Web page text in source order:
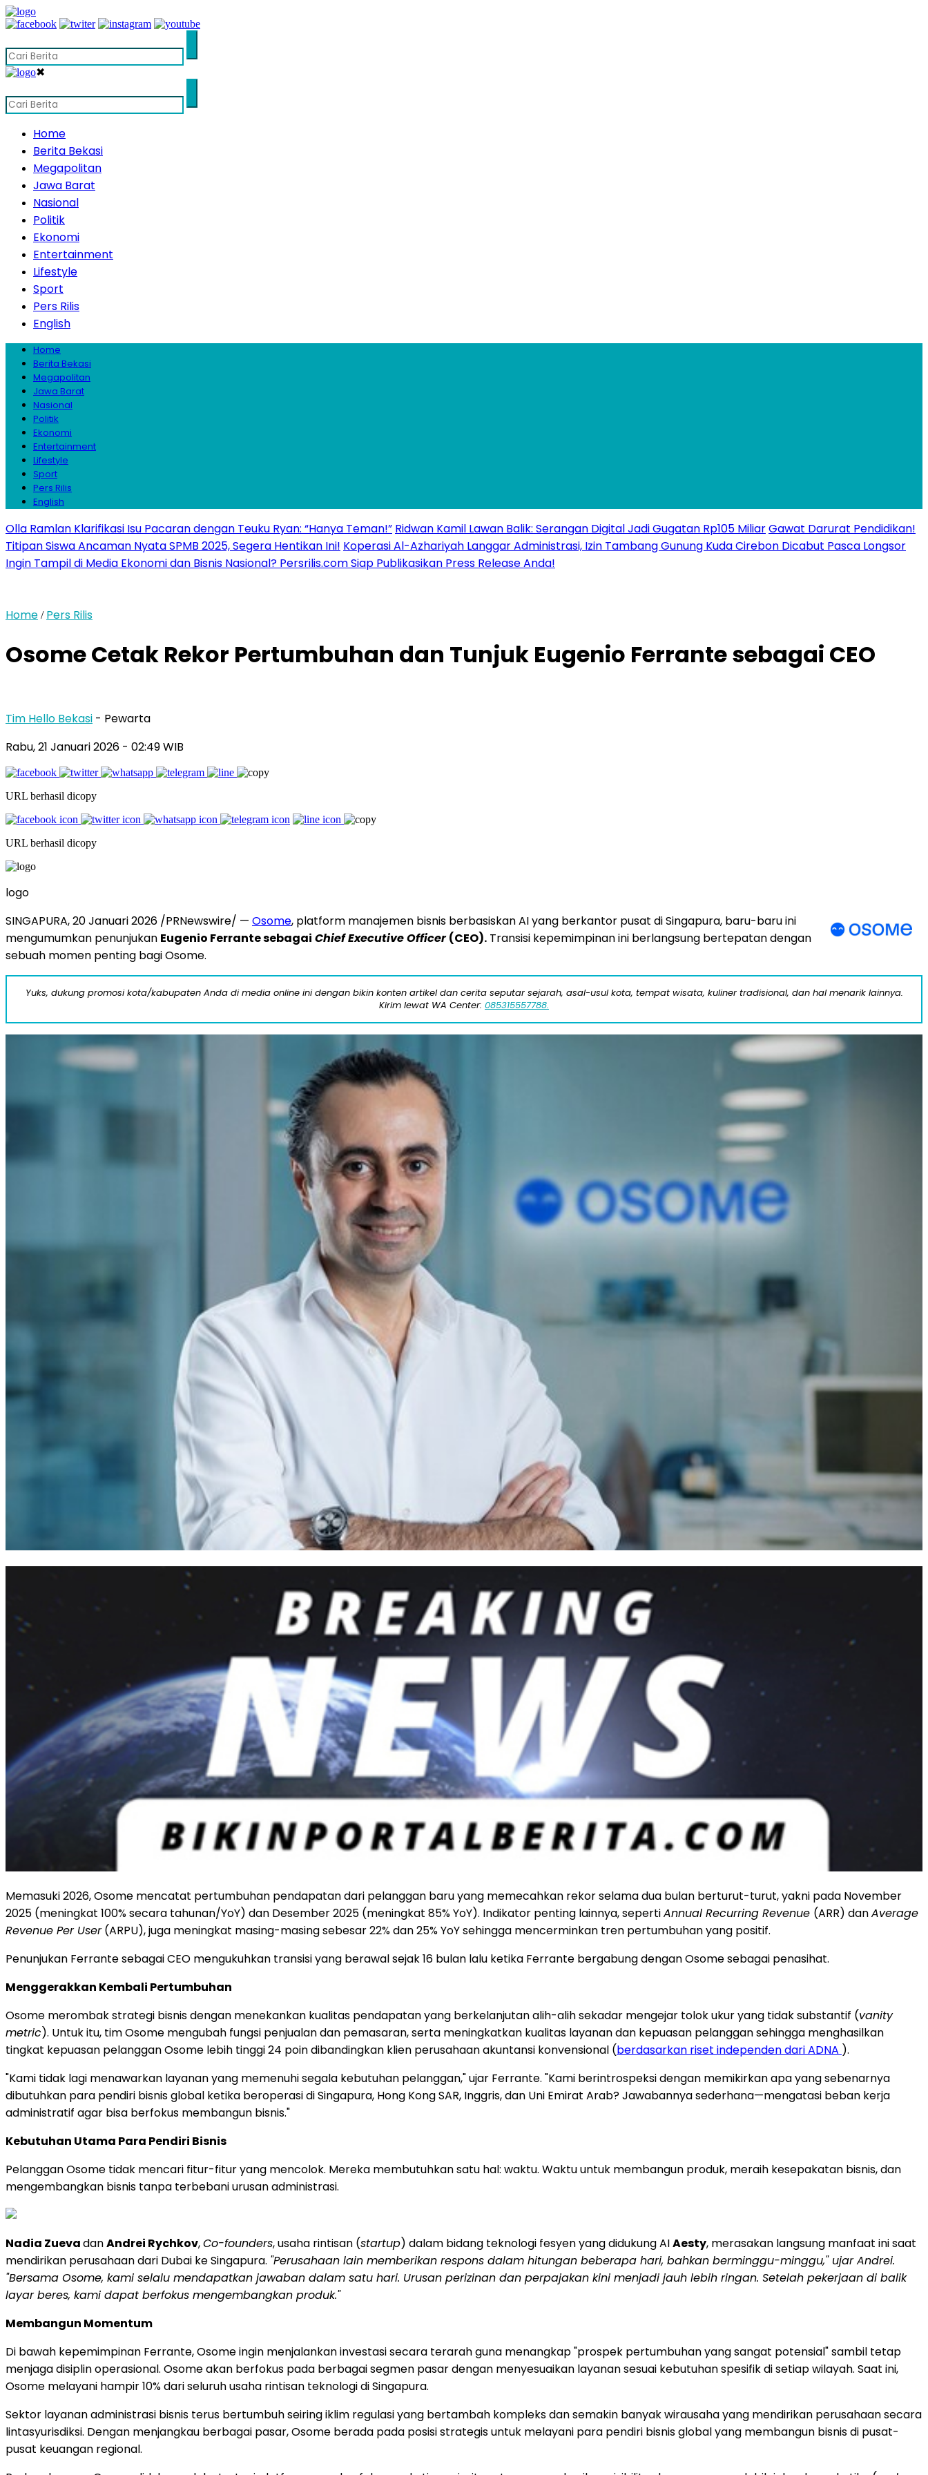
✖
Home
Berita Bekasi
Megapolitan
Jawa Barat
Nasional
Politik
Ekonomi
Entertainment
Lifestyle
Sport
Pers Rilis
English
Home
Berita Bekasi
Megapolitan
Jawa Barat
Nasional
Politik
Ekonomi
Entertainment
Lifestyle
Sport
Pers Rilis
English
Olla Ramlan Klarifikasi Isu Pacaran dengan Teuku Ryan: “Hanya Teman!” Ridwan Kamil Lawan Balik: Serangan Digital Jadi Gugatan Rp105 MiliarGawat Darurat Pendidikan!
Titipan Siswa Ancaman Nyata SPMB 2025, Segera Hentikan Ini! Koperasi Al-Azhariyah Langgar Administrasi, Izin Tambang Gunung Kuda Cirebon Dicabut Pasca Longsor
Ingin Tampil di Media Ekonomi dan Bisnis Nasional? Persrilis.com Siap Publikasikan Press Release Anda!
Home / Pers Rilis
Osome Cetak Rekor Pertumbuhan dan Tunjuk Eugenio Ferrante sebagai CEO
Tim Hello Bekasi - Pewarta
Rabu, 21 Januari 2026 - 02:49 WIB
URL berhasil dicopy
URL berhasil dicopy
logo
SINGAPURA, 20 Januari 2026 /PRNewswire/ — Osome, platform manajemen bisnis berbasiskan AI yang berkantor pusat di Singapura, baru-baru ini
mengumumkan penunjukan Eugenio Ferrante sebagai Chief Executive Officer (CEO). Transisi kepemimpinan ini berlangsung bertepatan dengan
sebuah momen penting bagi Osome.
Yuks, dukung promosi kota/kabupaten Anda di media online ini dengan bikin konten artikel dan cerita seputar sejarah, asal-usul kota, tempat wisata, kuliner tradisional, dan hal menarik lainnya.
Kirim lewat WA Center: 085315557788.
Memasuki 2026, Osome mencatat pertumbuhan pendapatan dari pelanggan baru yang memecahkan rekor selama dua bulan berturut-turut, yakni pada November
2025 (meningkat 100% secara tahunan/YoY) dan Desember 2025 (meningkat 85% YoY). Indikator penting lainnya, sepertiAnnual Recurring Revenue (ARR) danAverage
Revenue Per User(ARPU), juga meningkat masing-masing sebesar 22% dan 25% YoY sehingga mencerminkan tren pertumbuhan yang positif.
Penunjukan Ferrante sebagai CEO mengukuhkan transisi yang berawal sejak 16 bulan lalu ketika Ferrante bergabung dengan Osome sebagai penasihat.
Menggerakkan Kembali Pertumbuhan
Osome merombak strategi bisnis dengan menekankan kualitas pendapatan yang berkelanjutan alih-alih sekadar mengejar tolok ukur yang tidak substantif (vanity
metric). Untuk itu, tim Osome mengubah fungsi penjualan dan pemasaran, serta meningkatkan kualitas layanan dan kepuasan pelanggan sehingga menghasilkan
tingkat kepuasan pelanggan Osome lebih tinggi 24 poin dibandingkan klien perusahaan akuntansi konvensional (berdasarkan riset independen dari ADNA ).
"Kami tidak lagi menawarkan layanan yang memenuhi segala kebutuhan pelanggan," ujar Ferrante. "Kami berintrospeksi dengan memikirkan apa yang sebenarnya
dibutuhkan para pendiri bisnis global ketika beroperasi di Singapura, Hong Kong SAR, Inggris, dan Uni Emirat Arab? Jawabannya sederhana—mengatasi beban kerja
administratif agar bisa berfokus membangun bisnis."
Kebutuhan Utama Para Pendiri Bisnis
Pelanggan Osome tidak mencari fitur-fitur yang mencolok. Mereka membutuhkan satu hal: waktu. Waktu untuk membangun produk, meraih kesepakatan bisnis, dan
mengembangkan bisnis tanpa terbebani urusan administrasi.
Nadia ZuevadanAndrei Rychkov,Co-founders, usaha rintisan (startup) dalam bidang teknologi fesyen yang didukung AIAesty, merasakan langsung manfaat ini saat
mendirikan perusahaan dari Dubai ke Singapura. "Perusahaan lain memberikan respons dalam hitungan beberapa hari, bahkan berminggu-minggu," ujar Andrei.
"Bersama Osome, kami selalu mendapatkan jawaban dalam satu hari. Urusan perizinan dan perpajakan kini menjadi jauh lebih ringan. Setelah pekerjaan di balik
layar beres, kami dapat berfokus mengembangkan produk."
Membangun Momentum
Di bawah kepemimpinan Ferrante, Osome ingin menjalankan investasi secara terarah guna menangkap "prospek pertumbuhan yang sangat potensial" sambil tetap
menjaga disiplin operasional. Osome akan berfokus pada berbagai segmen pasar dengan menyesuaikan layanan sesuai kebutuhan spesifik di setiap wilayah. Saat ini,
Osome melayani hampir 10% dari seluruh usaha rintisan teknologi di Singapura.
Sektor layanan administrasi bisnis terus bertumbuh seiring iklim regulasi yang bertambah kompleks dan semakin banyak wirausaha yang mendirikan perusahaan secara
lintasyurisdiksi. Dengan menjangkau berbagai pasar, Osome berada pada posisi strategis untuk melayani para pendiri bisnis global yang membangun bisnis di pusat-
pusat keuangan regional.